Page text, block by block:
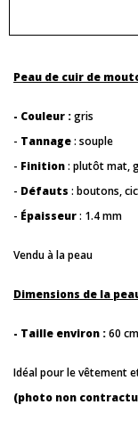
Peau de cuir de
- Couleur :gris
- Tannage: souple
- Finition: plutôt mat,
- Défauts : boutons,
- Épaisseur: 1.4 mm
Vendu à la peau
Dimensions de la
- Taille environ :60
Idéal pour le vêtement
(photo non